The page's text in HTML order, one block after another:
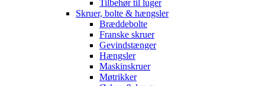
Tilbehør til luger
Skruer, bolte & hængsler
Bræddebolte
Franske skruer
Gevindstænger
Hængsler
Maskinskruer
Møtrikker